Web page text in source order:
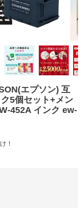
エプソン) 互
5個セット+メン
452A インク ew-
！